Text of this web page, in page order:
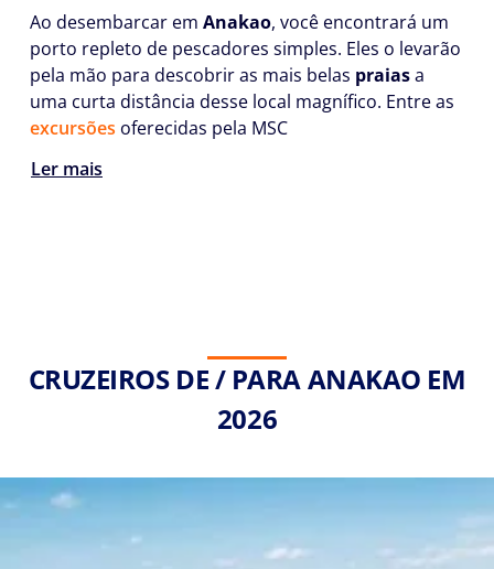
Ao desembarcar em Anakao, você encontrará um
porto repleto de pescadores simples. Eles o levarão
pela mão para descobrir as mais belas praiasa
uma curta distância desse local magnífico. Entre as
excursões oferecidas pela MSC
Ler mais
CRUZEIROS DE / PARA ANAKAO EM
2026